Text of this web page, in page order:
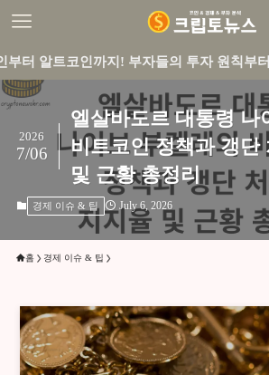
까지! 부자들의 투자 원칙부터 시크릿, 주
엘살바도르 대통령 나
비트코인 정책과 갱단
및 근황 총정리
2026
7/06
경제 이슈 & 팁 July 6, 2026
홈 경제 이슈 & 팁